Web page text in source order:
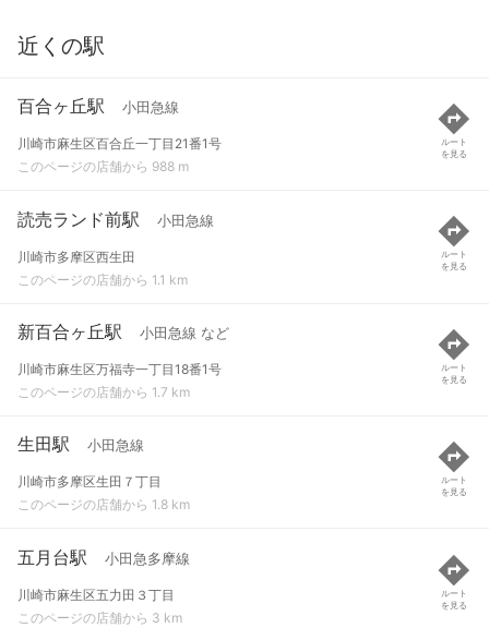
近くの駅
百合ヶ丘駅 小田急線
川崎市麻生区百合丘一丁目21番1号
このページの店舗から 988 m
ルート
を見る
読売ランド前駅 小田急線
川崎市多摩区西生田
このページの店舗から 1.1 km
ルート
を見る
新百合ヶ丘駅 小田急線 など
川崎市麻生区万福寺一丁目18番1号
このページの店舗から 1.7 km
ルート
を見る
生田駅 小田急線
川崎市多摩区生田７丁目
このページの店舗から 1.8 km
ルート
を見る
五月台駅 小田急多摩線
川崎市麻生区五力田３丁目
このページの店舗から 3 km
ルート
を見る